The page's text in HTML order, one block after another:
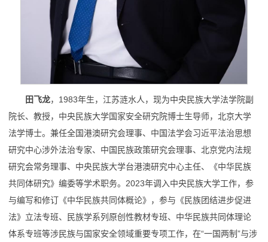
田飞龙，1983年生，江苏涟水人，现为中央民族大学法学院副
院长、教授，中央民族大学国家安全研究院博士生导师，北京大学
法学博士。兼任全国港澳研究会理事、中国法学会习近平法治思想
研究中心涉外法治专家、中国民族政策研究会理事、北京党内法规
研究会常务理事、中央民族大学台港澳研究中心主任、《中华民族
共同体研究》编委等学术职务。2023年调入中央民族大学工作，参
与编写和修订《中华民族共同体概论》，参与《民族团结进步促进
法》立法专班、民族学系列原创性教材专班、中华民族共同体理论
体系专班等涉民族与国家安全领域重要专项工作，在“一国两制”与涉